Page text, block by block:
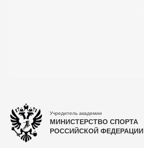
Учредитель академии
МИНИСТЕРСТВО СПОРТА
РОССИЙСКОЙ ФЕДЕРАЦИИ